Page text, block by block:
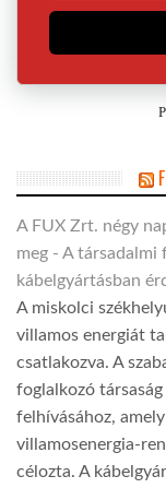
A FUX Zrt. négy
meg - A társadalmi
kábelgyártásban
A miskolci
villamos energiát
csatlakozva. A
foglalkozó
felhívásához,
villamosenergia-
célozta. A